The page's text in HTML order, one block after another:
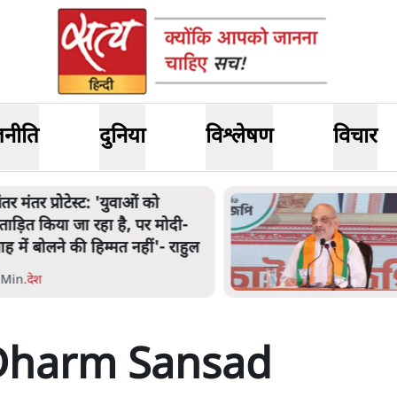
दुनिया विश्लेषण विचार
शाह के संसद में आने पर
करे सरकार': राज्यसभा
ने केंद्र से कहा
.देश
Sansad